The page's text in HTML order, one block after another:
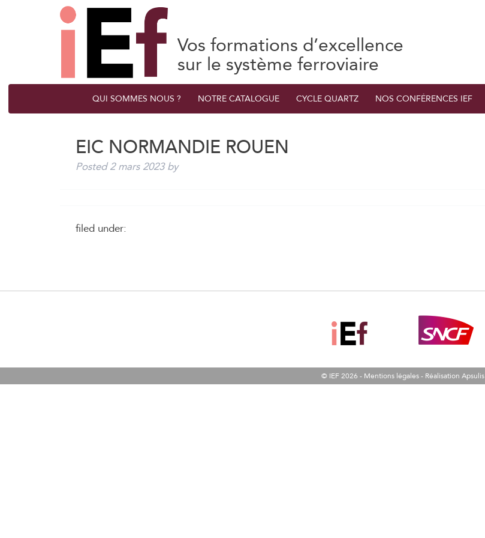
Vos formations d’excellence
sur le système ferroviaire
QUI SOMMES NOUS ? NOTRE CATALOGUE CYCLE QUARTZ NOS CONFÉRENCES IEF
EIC NORMANDIE ROUEN
Posted2 mars 2023 by
filed under:
© IEF 2026 - Mentions légales- Réalisation Apsulis